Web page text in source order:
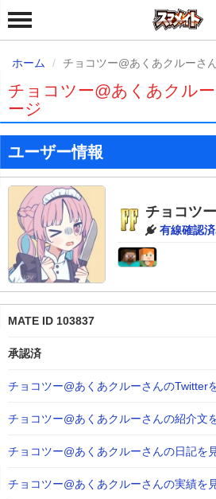
ホーム チョコツー@あくあクルーさ
チョコツー@あくあクル
ージ
ユーザー情報
チョコツ
有線確認
MATE ID 103837
承認済
チョコツー@あくあクルーさんのTwitter
チョコツー@あくあクルーさんの紹介文
チョコツー@あくあクルーさんの日記を
チョコツー@あくあクルーさんの実績を